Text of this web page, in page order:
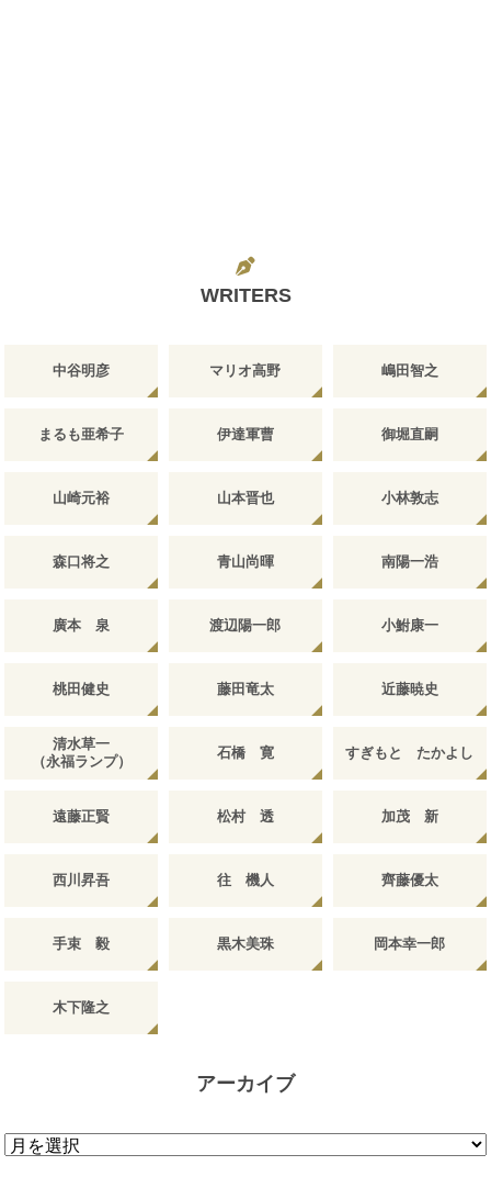
WRITERS
中谷明彦 マリオ高野 嶋田智之
まるも亜希子 伊達軍曹 御堀直嗣
山崎元裕 山本晋也 小林敦志
森口将之 青山尚暉 南陽一浩
廣本 泉 渡辺陽一郎 小鮒康一
桃田健史 藤田竜太 近藤暁史
清水草一
（永福ランプ）
石橋 寛 すぎもと たかよし
遠藤正賢 松村 透 加茂 新
西川昇吾 往 機人 齊藤優太
手束 毅 黒木美珠 岡本幸一郎
木下隆之
アーカイブ
ア